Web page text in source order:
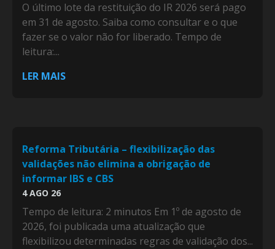
O último lote da restituição do IR 2026 será pago
em 31 de agosto. Saiba como consultar e o que
fazer se o valor não for liberado. Tempo de
leitura:...
LER MAIS
Reforma Tributária – flexibilização das
validações não elimina a obrigação de
informar IBS e CBS
4 AGO 26
Tempo de leitura: 2 minutos Em 1º de agosto de
2026, foi publicada uma atualização que
flexibilizou determinadas regras de validação dos...